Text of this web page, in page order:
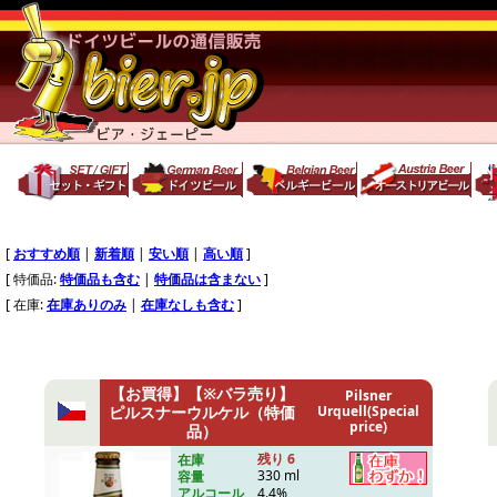
[ おすすめ順 | 新着順 | 安い順 | 高い順]
[ 特価品:特価品も含む | 特価品は含まない]
[ 在庫:在庫ありのみ | 在庫なしも含む]
【お買得】【※バラ売り】
ピルスナーウルケル（特価
品）
Pilsner
Urquell(Special
price)
在庫
残り 6
容量
330 ml
4.4%